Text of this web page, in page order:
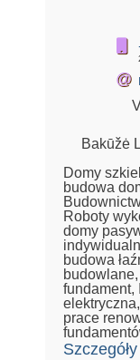
@
Bakūžė
Domy
budowa
Roboty
domy
budowa
fundament,
prace
Szczegóły